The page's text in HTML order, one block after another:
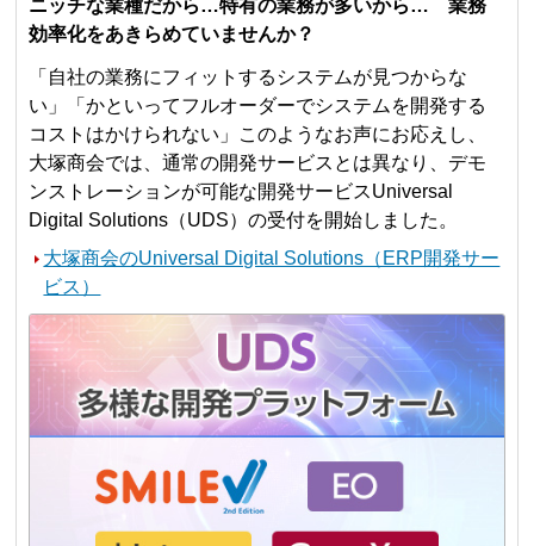
ニッチな業種だから…特有の業務が多いから… 業務
効率化をあきらめていませんか？
「自社の業務にフィットするシステムが見つからな
い」「かといってフルオーダーでシステムを開発する
コストはかけられない」このようなお声にお応えし、
大塚商会では、通常の開発サービスとは異なり、デモ
ンストレーションが可能な開発サービスUniversal
Digital Solutions（UDS）の受付を開始しました。
大塚商会のUniversal Digital Solutions（ERP開発サー
ビス）